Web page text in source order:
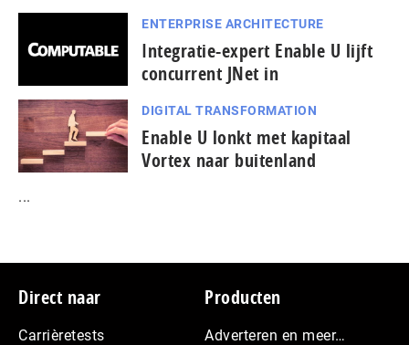
ENTERPRISE ARCHITECTURE
Integratie-expert Enable U lijft
concurrent JNet in
DIGITAL TRANSFORMATION
Enable U lonkt met kapitaal
Vortex naar buitenland
...
Footer
Direct naar
Carrièretests
Producten
Adverteren en meer…